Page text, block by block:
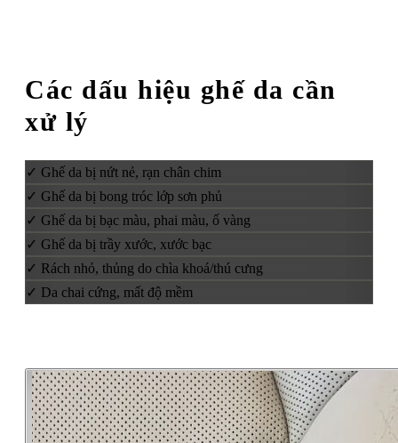
Các dấu hiệu ghế da cần
xử lý
✓ Ghế da bị nứt nẻ, rạn chân chim
✓ Ghế da bị bong tróc lớp sơn phủ
✓ Ghế da bị bạc màu, phai màu, ố vàng
✓ Ghế da bị trầy xước, xước bạc
✓ Rách nhỏ, thủng do chìa khoá/thú cưng
✓ Da chai cứng, mất độ mềm